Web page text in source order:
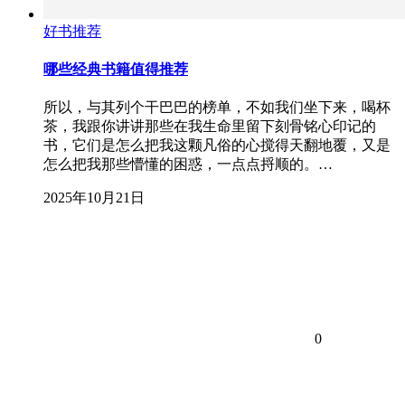
好书推荐
哪些经典书籍值得推荐
所以，与其列个干巴巴的榜单，不如我们坐下来，喝杯
茶，我跟你讲讲那些在我生命里留下刻骨铭心印记的
书，它们是怎么把我这颗凡俗的心搅得天翻地覆，又是
怎么把我那些懵懂的困惑，一点点捋顺的。…
2025年10月21日
0